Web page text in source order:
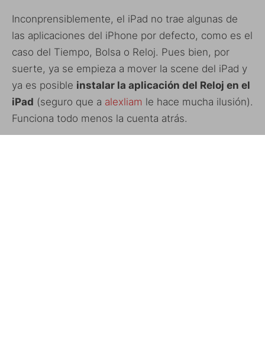
Inconprensiblemente, el iPad no trae algunas de
las aplicaciones del iPhone por defecto, como es el
caso del Tiempo, Bolsa o Reloj. Pues bien, por
suerte, ya se empieza a mover la scene del iPad y
ya es posible instalar la aplicación del Reloj en el
iPad (seguro que a alexliam le hace mucha ilusión).
Funciona todo menos la cuenta atrás.